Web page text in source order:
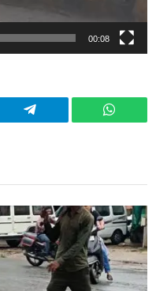
00:08
Telegram